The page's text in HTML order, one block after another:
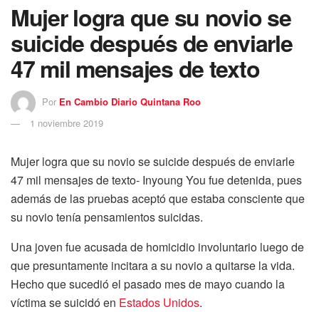
Mujer logra que su novio se
suicide después de enviarle
47 mil mensajes de texto
Por En Cambio Diario Quintana Roo
1 noviembre 2019
Mujer logra que su novio se suicide después de enviarle
47 mil mensajes de texto- Inyoung You fue detenida, pues
además de las pruebas aceptó que estaba consciente que
su novio tenía pensamientos suicidas.
Una joven fue acusada de homicidio involuntario luego de
que presuntamente incitara a su novio a quitarse la vida.
Hecho que sucedió el pasado mes de mayo cuando la
víctima se suicidó en Estados Unidos.